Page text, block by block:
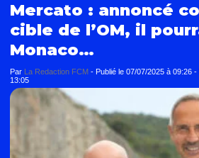
Mercato : annoncé
cible de l’OM, il
Monaco…
Par La Redaction FCM - Publié le 07/07/2025 à 09:26 -
13:05